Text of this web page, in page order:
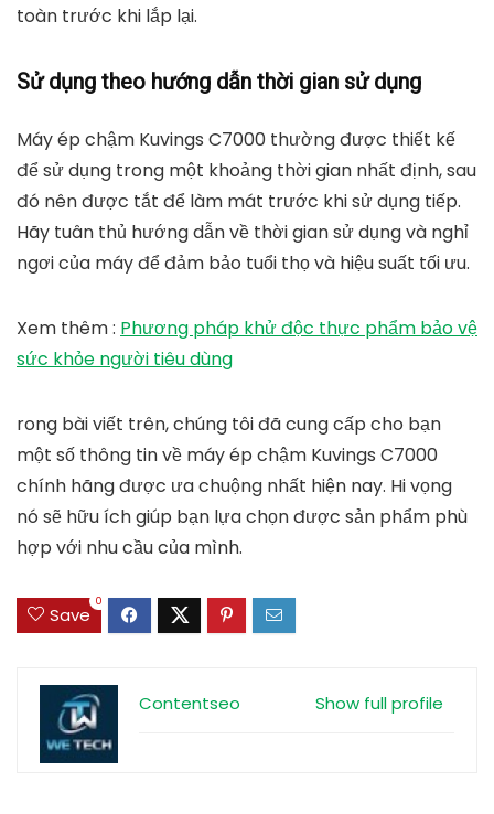
toàn trước khi lắp lại.
Sử dụng theo hướng dẫn thời gian sử dụng
Máy ép chậm Kuvings C7000 thường được thiết kế
để sử dụng trong một khoảng thời gian nhất định, sau
đó nên được tắt để làm mát trước khi sử dụng tiếp.
Hãy tuân thủ hướng dẫn về thời gian sử dụng và nghỉ
ngơi của máy để đảm bảo tuổi thọ và hiệu suất tối ưu.
Xem thêm : Phương pháp khử độc thực phẩm bảo vệ
sức khỏe người tiêu dùng
rong bài viết trên, chúng tôi đã cung cấp cho bạn
một số thông tin về máy ép chậm Kuvings C7000
chính hãng được ưa chuộng nhất hiện nay. Hi vọng
nó sẽ hữu ích giúp bạn lựa chọn được sản phẩm phù
hợp với nhu cầu của mình.
Save
0
Show full profile
Contentseo